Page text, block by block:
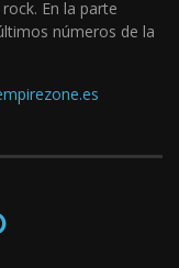
En la parte
números de la